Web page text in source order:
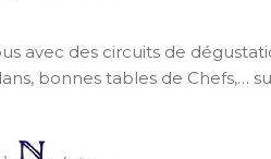
avec des circuits de
bonnes tables de Chefs,…